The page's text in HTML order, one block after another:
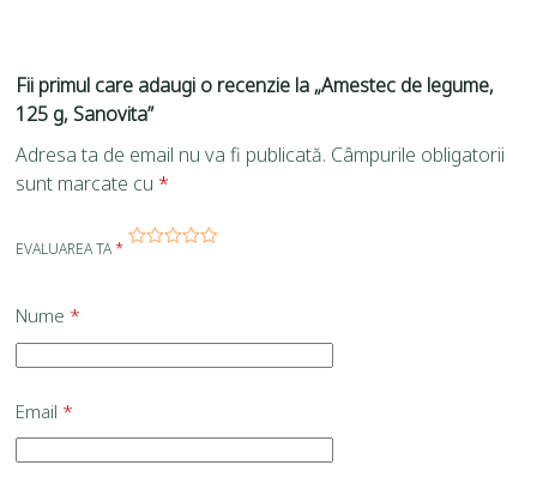
Fii primul care adaugi o recenzie la „Amestec de legume,
125 g, Sanovita”
Adresa ta de email nu va fi publicată. Câmpurile obligatorii
sunt marcate cu *
EVALUAREA TA*
Nume *
Email *